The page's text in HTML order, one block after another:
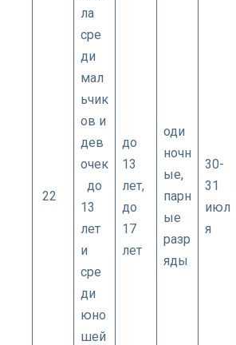
22
ла
сре
ди
мал
ьчик
ов и
дев
очек
до
13
лет
и
сре
ди
юно
шей
до
13
лет,
до
17
лет
оди
ночн
ые,
парн
ые
разр
яды
30-
31
июл
я